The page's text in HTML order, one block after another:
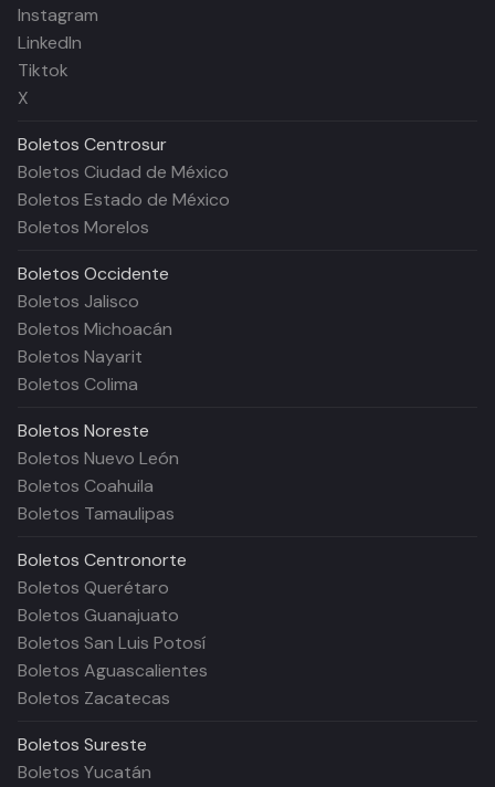
Instagram
LinkedIn
Tiktok
X
Boletos Centrosur
Boletos Ciudad de México
Boletos Estado de México
Boletos Morelos
Boletos Occidente
Boletos Jalisco
Boletos Michoacán
Boletos Nayarit
Boletos Colima
Boletos Noreste
Boletos Nuevo León
Boletos Coahuila
Boletos Tamaulipas
Boletos Centronorte
Boletos Querétaro
Boletos Guanajuato
Boletos San Luis Potosí
Boletos Aguascalientes
Boletos Zacatecas
Boletos Sureste
Boletos Yucatán